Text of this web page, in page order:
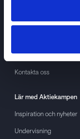
About cookies
GDPR
Kontakta oss
Lär med Aktiekampen
Inspiration och nyheter
Undervisning